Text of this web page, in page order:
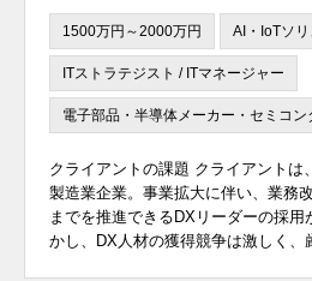
1500万円～2000万円 AI・IoTソ
ITストラテジスト / ITマネージャー
電子部品・半導体メーカー・セミコン
クライアントの課題 クライアントは
製造業企業。事業拡大に伴い、業務
までを推進できるDXリーダーの採用
かし、DX人材の獲得競争は激しく